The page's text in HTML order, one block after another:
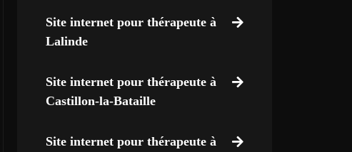
Site internet pour thérapeute à
Lalinde
Site internet pour thérapeute à
Castillon-la-Bataille
Site internet pour thérapeute à